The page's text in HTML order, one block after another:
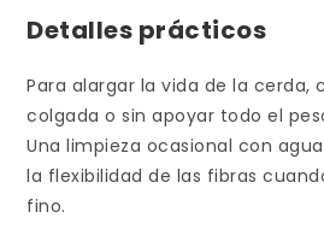
Detalles prácticos
Para alargar la vida de la cerda,
colgada o sin apoyar todo el
Una limpieza ocasional con
la flexibilidad de las fibras
fino.